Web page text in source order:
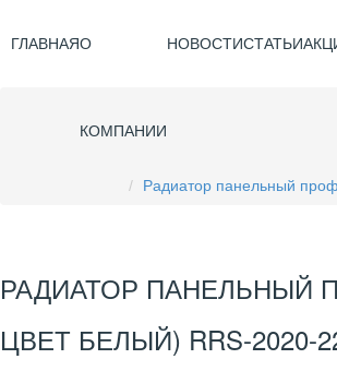
ГЛАВНАЯО
КОМПАНИИ
НОВОСТИСТАТЬИ
Радиатор панельный
РАДИАТОР ПАНЕЛЬНЫЙ
ЦВЕТ БЕЛЫЙ) RRS-2020-